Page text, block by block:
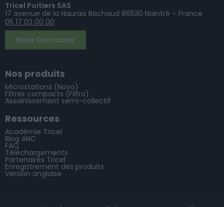
Tricel Poitiers SAS
17 avenue de la Naurais Bachaud 86530 Naintré – France
05 17 03 00 00
Nous Contacter
Nos produits
Microstations (Novo)
Filtres compacts (Filtro)
Assainissement semi-collectif
Ressources
Académie Tricel
Blog ANC
FAQ
Téléchargements
Partenaires Tricel
Enregistrement des produits
Version anglaise